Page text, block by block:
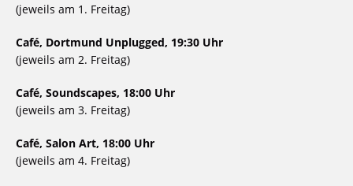
(jeweils am 1. Freitag)
Café, Dortmund Unplugged, 19:30 Uhr
(jeweils am 2. Freitag)
Café, Soundscapes, 18:00 Uhr
(jeweils am 3. Freitag)
Café, Salon Art, 18:00 Uhr
(jeweils am 4. Freitag)